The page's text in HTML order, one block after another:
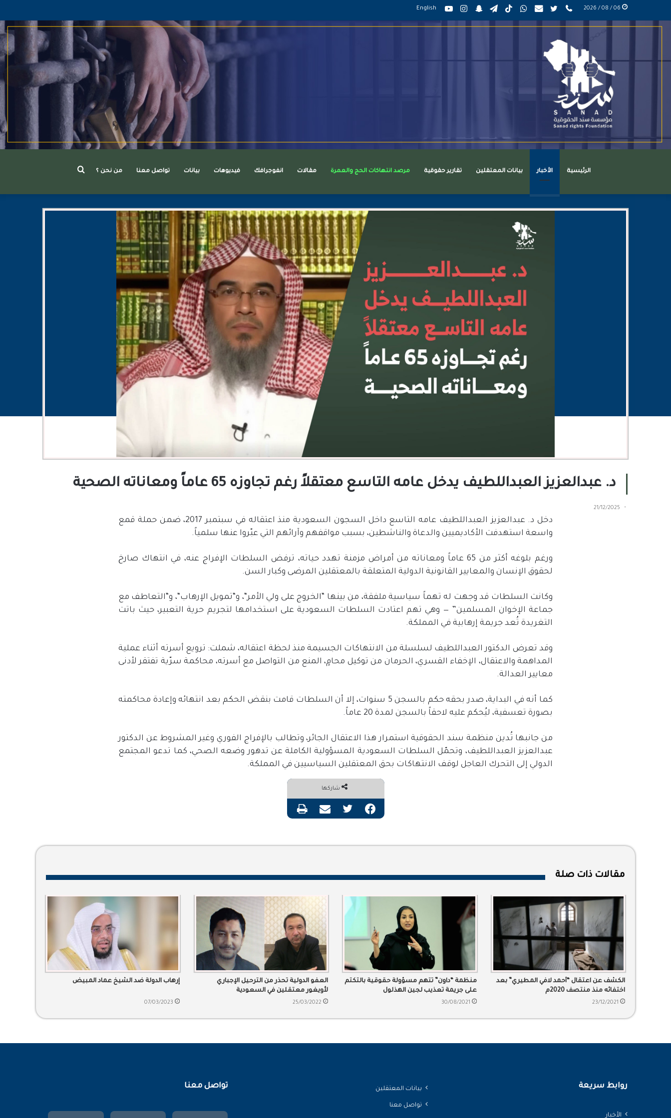
يوتيوب
انستقرام سناب
تشات
تيلقرامTikTokواتساب mail تويتر
عربي
phone
English
الرئيسية الأخبار بيانات المعتقلين تقارير حقوقية مرصد انتهاكات الحج والعمرة مقالات انفوجرافك فيديوهات بيانات تواصل معنا من نحن ؟
د. عبدالعزيز العبداللطيف يدخل عامه التاسع معتقلاً رغم تجاوزه 65 عاماً ومعاناته الصحية
21/12/2025
دخل د. عبدالعزيز العبداللطيف عامه التاسع داخل السجون السعودية منذ اعتقاله في سبتمبر2017
، ضمن حملة قمع
واسعة استهدفت الأكاديميين والدعاة والناشطين، بسبب مواقفهم وآرائهم التي عبّروا عنها سلمياً.
ورغم بلوغه أكثر من65
عاماً ومعاناته من أمراض مزمنة تهدد حياته، ترفض السلطات الإفراج عنه، في انتهاك صارخ
لحقوق الإنسان والمعايير القانونية الدولية المتعلقة بالمعتقلين المرضى وكبار السن.
وكانت السلطات قد وجهت له تهماً سياسية ملفقة، من بينها “الخروج على ولي الأمر“، و“تمويل الإرهاب“، و“التعاطف مع
جماعة الإخوان المسلمين” — وهي تهم اعتادت السلطات السعودية على استخدامها لتجريم حرية التعبير، حيث باتت
التغريدة تُعد جريمة إرهابية في المملكة.
وقد تعرض الدكتور العبداللطيف لسلسلة من الانتهاكات الجسيمة منذ لحظة اعتقاله، شملت: ترويع أسرته أثناء عملية
المداهمة والاعتقال، الإخفاء القسري، الحرمان من توكيل محامٍ، المنع من التواصل مع أسرته، محاكمة سرّية تفتقر لأدنى
معايير العدالة.
كما أنه في البداية، صدر بحقه حكم بالسجن5
سنوات، إلا أن السلطات قامت بنقض الحكم بعد انتهائه وإعادة محاكمته
بصورة تعسفية، ليُحكم عليه لاحقاً بالسجن لمدة
عاماً.
من جانبها تُدين منظمة سند الحقوقية استمرار هذا الاعتقال الجائر، وتطالب بالإفراج الفوري وغير المشروط عن الدكتور
عبدالعزيز العبداللطيف، وتحمّل السلطات السعودية المسؤولية الكاملة عن تدهور وضعه الصحي، كما تدعو المجتمع
الدولي إلى التحرك العاجل لوقف الانتهاكات بحق المعتقلين السياسيين في المملكة.
شاركها
فيسبوك تويتر مشاركة عبر البريد طباعة
مقالات ذات صلة
الكشف عن اعتقال “أحمد لافي المطيري” بعد
اختفائه منذ منتصف 2020م
23/12/2021
منظمة “داون” تتهم مسؤولة حقوقية بالتكتم
على جريمة تعذيب لجين الهذلول
30/08/2021
العفو الدولية تحذّر من الترحيل الإجباري
لأويغور معتقلين في السعودية
25/03/2022
إرهاب الدولة ضد الشيخ عماد المبيض
07/03/2023
روابط سريعة
الأخبار
بيانات المعتقلين
تواصل معنا
تواصل معنا